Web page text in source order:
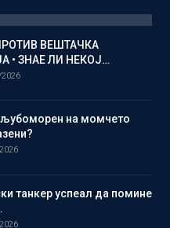
ВЕШТАЧКА
• ЗНАЕ ЛИ НЕКОЈ…
на момчето
танкер успеал да помине